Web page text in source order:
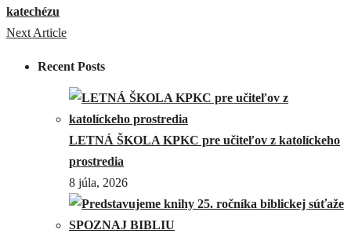
katechézu
Next Article
Recent Posts
LETNÁ ŠKOLA KPKC pre učiteľov z katolíckeho
prostredia
8 júla, 2026